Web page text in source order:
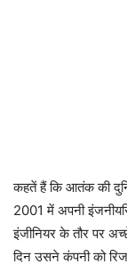
कहतें हैं कि आतंक की
2001 में अपनी
इंजीनियर के तौर पर
दिन उसने कंपनी को